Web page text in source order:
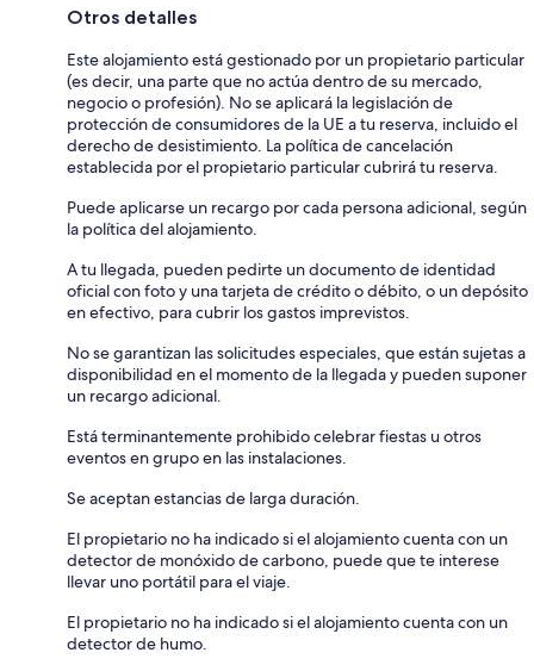
Otros detalles
Este alojamiento está gestionado por un propietario particular
(es decir, una parte que no actúa dentro de su mercado,
negocio o profesión). No se aplicará la legislación de
protección de consumidores de la UE a tu reserva, incluido el
derecho de desistimiento. La política de cancelación
establecida por el propietario particular cubrirá tu reserva.
Puede aplicarse un recargo por cada persona adicional, según
la política del alojamiento.
A tu llegada, pueden pedirte un documento de identidad
oficial con foto y una tarjeta de crédito o débito, o un depósito
en efectivo, para cubrir los gastos imprevistos.
No se garantizan las solicitudes especiales, que están sujetas a
disponibilidad en el momento de la llegada y pueden suponer
un recargo adicional.
Está terminantemente prohibido celebrar fiestas u otros
eventos en grupo en las instalaciones.
Se aceptan estancias de larga duración.
El propietario no ha indicado si el alojamiento cuenta con un
detector de monóxido de carbono, puede que te interese
llevar uno portátil para el viaje.
El propietario no ha indicado si el alojamiento cuenta con un
detector de humo.